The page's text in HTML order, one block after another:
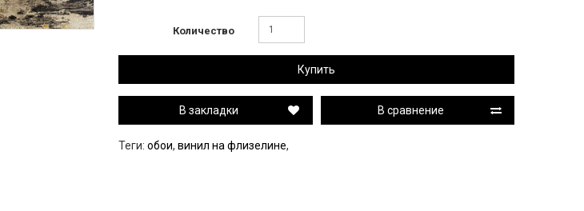
Количество
Купить
В закладки В сравнение
Теги: обои, винил на флизелине,